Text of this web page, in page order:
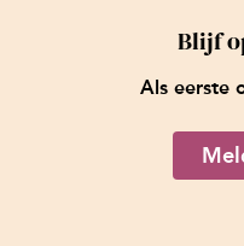
Blijf
Als eerste